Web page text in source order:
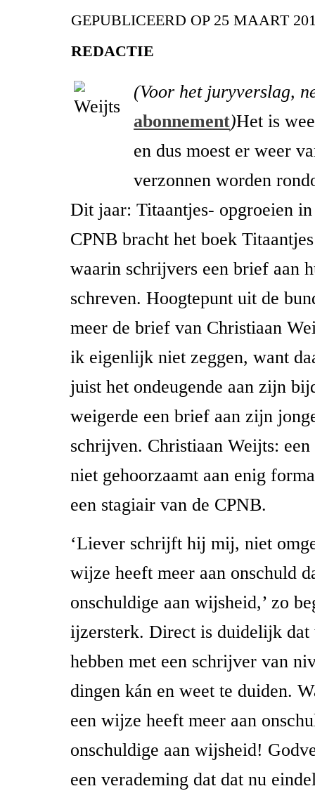
GEPUBLICEERD OP 25 MAART
REDACTIE
(Voor het juryverslag,
abonnement)Het is
en dus moest er weer
verzonnen worden
Dit jaar: Titaantjes- opgroeien
CPNB bracht het boek
waarin schrijvers een brief aan
schreven. Hoogtepunt uit de
meer de brief van Christiaan
ik eigenlijk niet zeggen, want
juist het ondeugende aan zijn
weigerde een brief aan zijn
schrijven. Christiaan Weijts:
niet gehoorzaamt aan enig
een stagiair van de CPNB.
‘Liever schrijft hij mij, niet
wijze heeft meer aan onschuld
onschuldige aan wijsheid,’ zo
ijzersterk. Direct is duidelijk dat
hebben met een schrijver van
dingen kán en weet te duiden.
een wijze heeft meer aan
onschuldige aan wijsheid!
een verademing dat dat nu